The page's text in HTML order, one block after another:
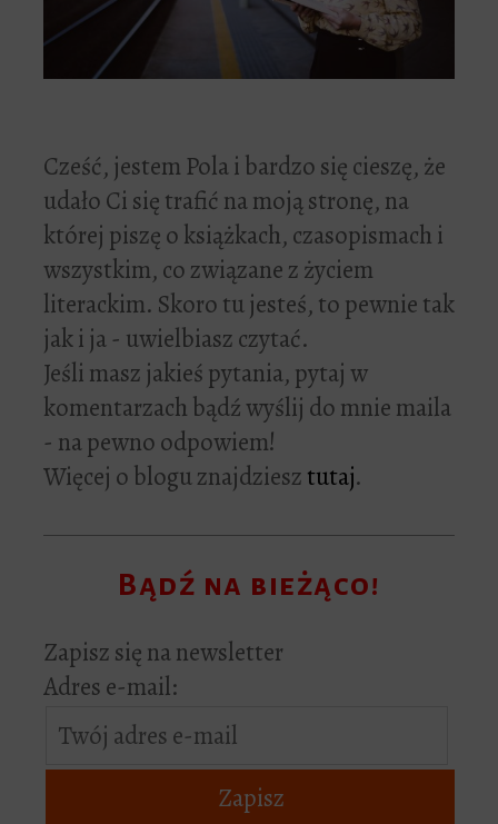
Cześć, jestem Pola i bardzo się cieszę, że
udało Ci się trafić na moją stronę, na
której piszę o książkach, czasopismach i
wszystkim, co związane z życiem
literackim. Skoro tu jesteś, to pewnie tak
jak i ja - uwielbiasz czytać.
Jeśli masz jakieś pytania, pytaj w
komentarzach bądź wyślij do mnie maila
- na pewno odpowiem!
Więcej o blogu znajdziesztutaj.
Bądź na bieżąco!
Zapisz się na newsletter
Adres e-mail: